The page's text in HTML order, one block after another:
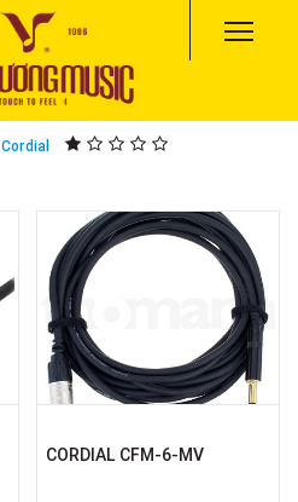
Cordial
CORDIAL CFM-6-MV